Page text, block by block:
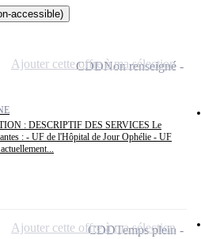
accessible)
: DESCRIPTIF DES SERVICES Le
: - UF de l'Hôpital de Jour Ophélie - UF
CDDNon renseigné
Ajouter cette offre à ma sélection
CDDTemps plein
Ajouter cette offre à ma sélection